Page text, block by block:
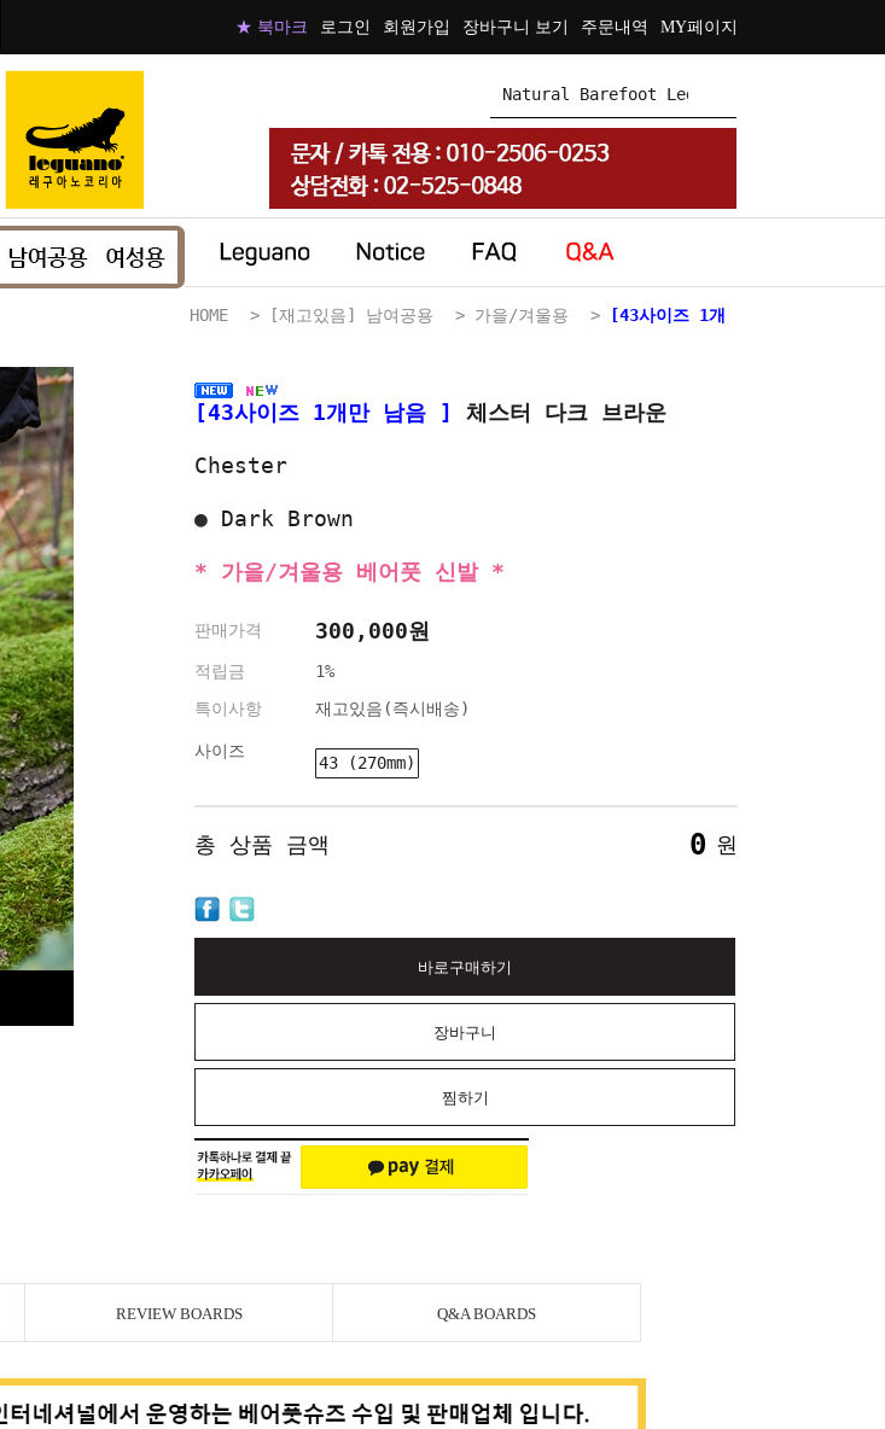
★ 북마크 로그인 회원가입 장바구니 보기 주문내역 MY페이지
HOME > [재고있음] 남여공용 > 가을/겨울용 > [43사이즈 1개
[43사이즈 1개만 남음 ] 체스터 다크 브라운
Chester
● Dark Brown
* 가을/겨울용 베어풋 신발 *
판매가격 300,000원
적립금
1%
특이사항
재고있음(즉시배송)
사이즈
43 (270mm)
총 상품 금액 0 원
바로구매하기
장바구니
찜하기
REVIEW BOARDS Q&A BOARDS